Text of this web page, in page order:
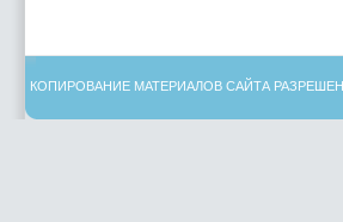
КОПИРОВАНИЕ МАТЕРИАЛОВ САЙТА